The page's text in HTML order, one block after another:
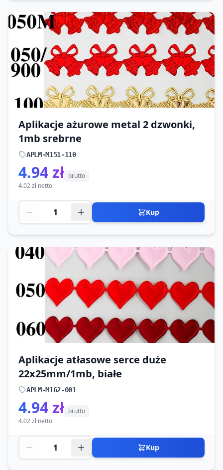
Aplikacje ażurowe metal 2 dzwonki,
1mb srebrne
APLM-M151-110
4.94 zł brutto
4.02 zł netto
Kup
Aplikacje atłasowe serce duże
22x25mm/1mb, białe
APLM-M162-001
4.94 zł brutto
4.02 zł netto
Kup